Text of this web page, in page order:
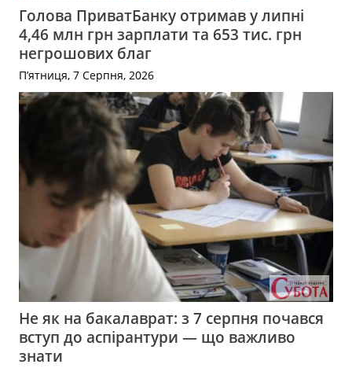
Голова ПриватБанку отримав у липні
4,46 млн грн зарплати та 653 тис. грн
негрошових благ
П’ятниця, 7 Серпня, 2026
Не як на бакалаврат: з 7 серпня почався
вступ до аспірантури — що важливо
знати